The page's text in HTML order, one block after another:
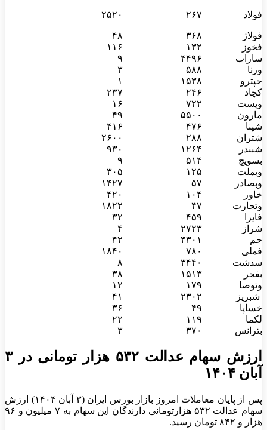
فولاد ۲۶۷ ۲۵۲۰
فولاژ ۳۶۸
۴۸
فخوز
۱۳۲
۱۱۶
ساراب
۴۴۹۶
۹
ورنا
۵۸۸
۳
حپترو
۱۵۳۸
۱
کچاد
۲۴۶
۲۳۷
وپست
۷۲۲
۱۶
مارون
۵۵۰۰
۴۹
شپنا
۴۷۶
۴۱۶
شتران
۲۸۸
۲۶۰۰
شبندر
۱۲۶۴
۹۳۰
بسویچ
۵۱۴
۹
وبملت
۱۲۵
۳۰۵
وبصادر
۵۷
۱۴۲۷
خاور
۱۰۴
۴۲۰
وتجارت
۴۷
۱۸۲۲
فایرا
۴۵۹
۳۲
شراز
۲۷۲۳
۴
جم
۴۳۰۱
۴۲
فملی
۷۸۰
۱۸۴۰
سدشت
۳۴۴۰
۸
بفجر
۱۵۱۳
۳۸
وتوصا
۱۷۹
۱۲
شبریز
۲۳۰۲
۴۱
خساپا
۴۹
۳۶
لکما
۱۱۹
۲۲
بترانس
۳۷۰ ۳
ارزش سهام عدالت ۵۳۲ هزار تومانی در ۳
آبان ۱۴۰۴
پس از پایان معاملات امروز بازار بورس ایران (۳ آبان ۱۴۰۴) ارزش
سهام عدالت ۵۳۲ هزارتومانی دارندگان این سهام به ۷ میلیون و ۹۶
هزار و ۸۴۲ تومان رسید.